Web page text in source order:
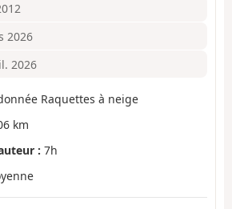
2026
2026
Raquettes à neige
km
: 7h